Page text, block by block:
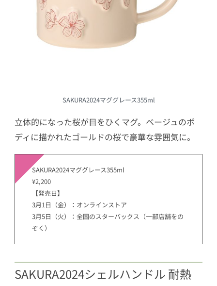
SAKURA2024マググレース355ml
立体的になった桜が目をひくマグ。ベージュのボ
ディに描かれたゴールドの桜で豪華な雰囲気に。
SAKURA2024マググレース355ml
¥2,200
【発売日】
3月1日（金）：オンラインストア
3月5日（火）：全国のスターバックス（一部店舗をの
ぞく）
SAKURA2024シェルハンドル 耐熱